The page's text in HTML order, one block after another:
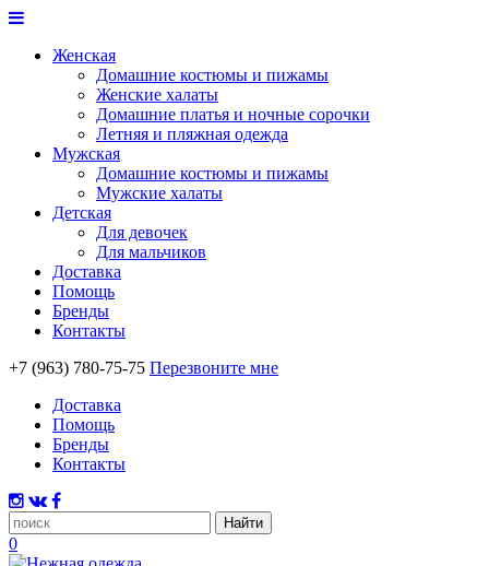
Женская
Домашние костюмы и пижамы
Женские халаты
Домашние платья и ночные сорочки
Летняя и пляжная одежда
Мужская
Домашние костюмы и пижамы
Мужские халаты
Детская
Для девочек
Для мальчиков
Доставка
Помощь
Бренды
Контакты
+7 (963) 780-75-75 Перезвоните мне
Доставка
Помощь
Бренды
Контакты
0